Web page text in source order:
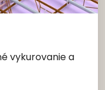
vykurovanie a